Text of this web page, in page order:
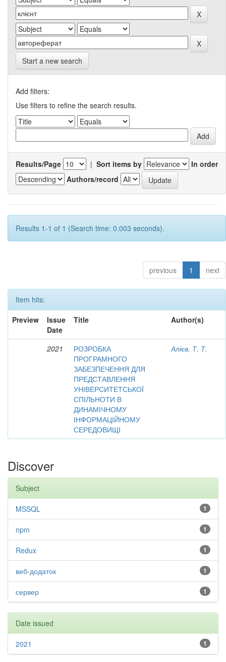
Start a new search
Add filters:
Use filters to refine the search results.
Results/Page | Sort items by
In order
Authors/record
Results 1-1 of 1 (Search time: 0.003 seconds).
previous 1 next
Item hits:
Preview
Issue
Date
Title Author(s)
2021
РОЗРОБКА
ПРОГРАМНОГО
ЗАБЕЗПЕЧЕННЯ ДЛЯ
ПРЕДСТАВЛЕННЯ
УНІВЕРСИТЕТСЬКОЇ
СПІЛЬНОТИ В
ДИНАМІЧНОМУ
ІНФОРМАЦІЙНОМУ
СЕРЕДОВИЩІ
Алієв, Т. Т.
Discover
Subject
1
MSSQL
1
npm
1
Redux
1
веб-додаток
1
сервер
Date issued
1
2021